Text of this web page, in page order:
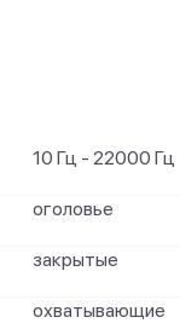
10 Гц - 22000 Гц
оголовье
закрытые
охватывающие